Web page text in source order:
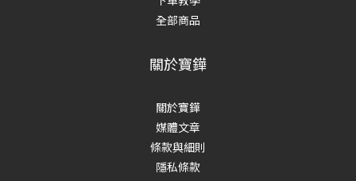
全部商品
關於寶鏵
關於寶鏵
媒體文章
條款與細則
隱私條款